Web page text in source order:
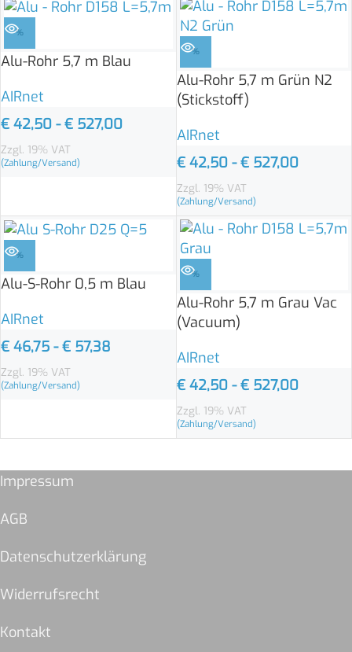
%
Alu-Rohr 5,7 m Blau
AIRnet
€ 42,50 -€ 527,00
Zzgl. 19% VAT
(Zahlung/Versand)
%
Alu-Rohr 5,7 m Grün N2
(Stickstoff)
AIRnet
€42,50-€527,00
Zzgl. 19% VAT
(Zahlung/Versand)
%
Alu-S-Rohr 0,5 m Blau
AIRnet
€ 46,75 -€ 57,38
Zzgl. 19% VAT
(Zahlung/Versand)
%
Alu-Rohr 5,7 m Grau Vac
(Vacuum)
AIRnet
€42,50-€527,00
Zzgl. 19% VAT
(Zahlung/Versand)
Impressum
AGB
Datenschutzerklärung
Widerrufsrecht
Kontakt